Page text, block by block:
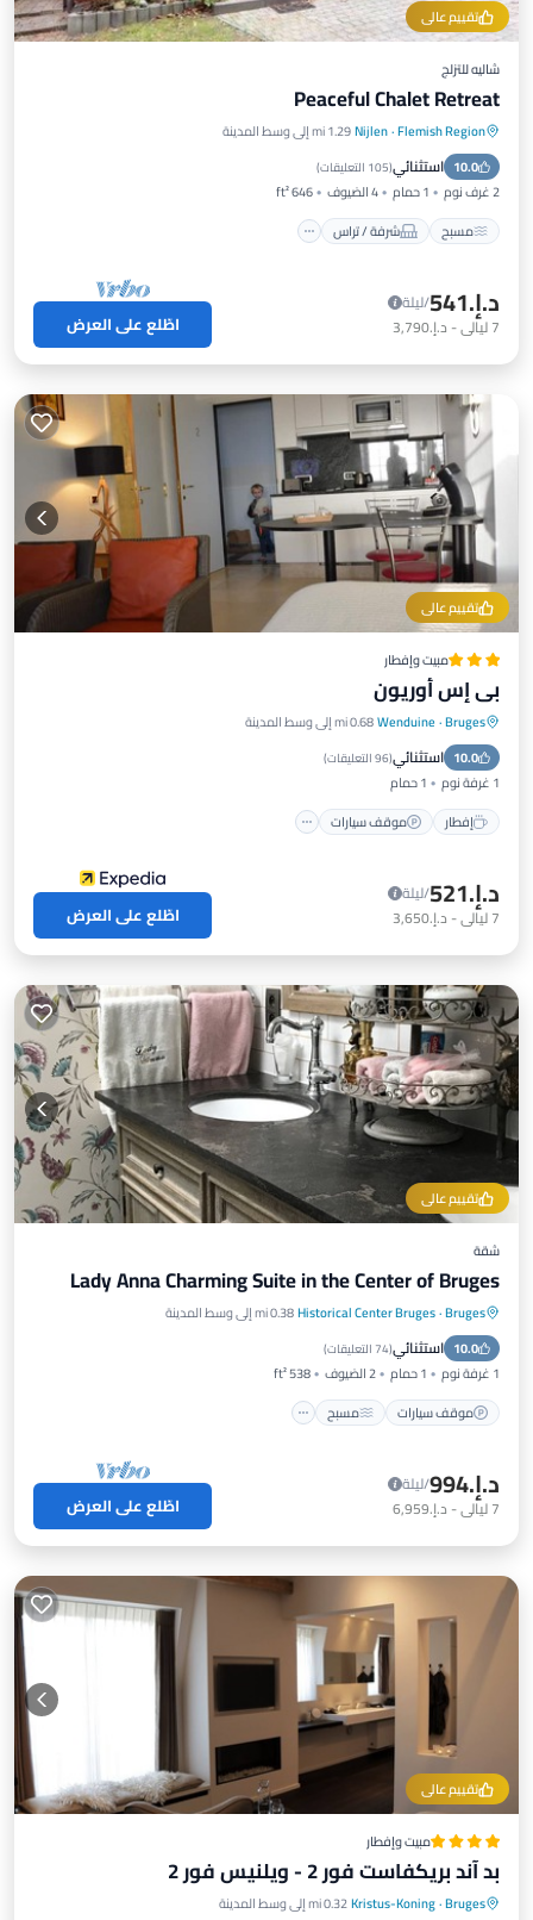
تقييم عالي
شاليه للتزلج
Peaceful Chalet Retreat
Flemish Region
·
Nijlen1.29 mi إلى وسط المدينة
10.0 استثنائي(105 التعليقات )
2 غرف نوم 1 حمام 4 الضيوف
646 ft²
مسبح
شرفة / تراس
مسبح شرفة / تراس
مطبخ
مكيف هواء
د.إ.‏541
/ليلة
7ليالي- د.إ.‏3,790 اطّلع على العرض
تقييم عالي
مبيت وإفطار
بي إس أوريون
Bruges
·
Wenduine0.68 mi إلى وسط المدينة
10.0 استثنائي(96 التعليقات )
1 غرفة نوم
1 حمام
إفطار
موقف سيارات
إفطار موقف سيارات
شرفة / تراس
د.إ.‏521
/ليلة
7ليالي- د.إ.‏3,650 اطّلع على العرض
تقييم عالي
شقة
Lady Anna Charming Suite in the Center of Bruges
Bruges
·
Historical Center Bruges0.38 mi إلى وسط المدينة
10.0 استثنائي(74 التعليقات )
1 غرفة نوم 1 حمام 2 الضيوف
538 ft²
موقف سيارات
مسبح
موقف سيارات مسبح
شرفة / تراس
مطبخ
د.إ.‏994
/ليلة
7ليالي- د.إ.‏6,959 اطّلع على العرض
تقييم عالي
مبيت وإفطار
بد آند بريكفاست فور 2 - ويلنيس فور 2
Bruges
·
Kristus-Koning0.32 mi إلى وسط المدينة